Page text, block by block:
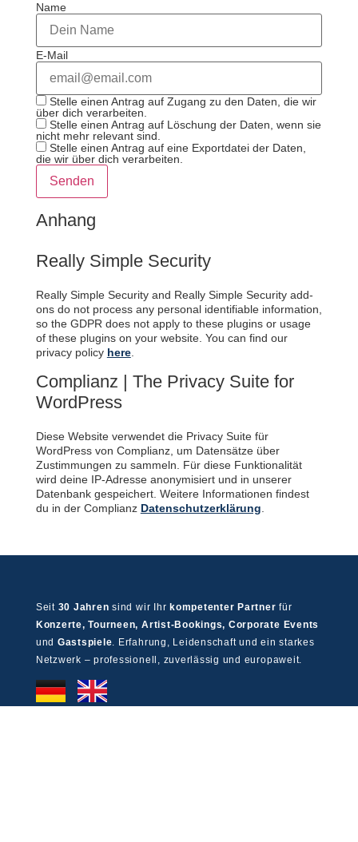
Name
E-Mail
Stelle einen Antrag auf Zugang zu den Daten, die wir
über dich verarbeiten.
Stelle einen Antrag auf Löschung der Daten, wenn sie
nicht mehr relevant sind.
Stelle einen Antrag auf eine Exportdatei der Daten,
die wir über dich verarbeiten.
Anhang
Really Simple Security
Really Simple Security and Really Simple Security add-
ons do not process any personal identifiable information,
so the GDPR does not apply to these plugins or usage
of these plugins on your website. You can find our
privacy policy here.
Complianz | The Privacy Suite for
WordPress
Diese Website verwendet die Privacy Suite für
WordPress von Complianz, um Datensätze über
Zustimmungen zu sammeln. Für diese Funktionalität
wird deine IP-Adresse anonymisiert und in unserer
Datenbank gespeichert. Weitere Informationen findest
du in der Complianz Datenschutzerklärung
Seit 30 Jahren sind wir Ihrkompetenter Partner für
Konzerte, Tourneen, Artist-Bookings, Corporate Events
und Gastspiele . Erfahrung, Leidenschaft und ein starkes
Netzwerk – professionell, zuverlässig und europaweit.